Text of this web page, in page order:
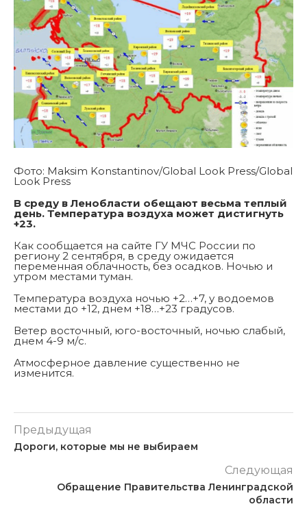
Фото: Maksim Konstantinov/Global Look Press/Global
Look Press
В среду в Ленобласти обещают весьма теплый
день. Температура воздуха может дистигнуть
+23.
Как сообщается на сайте ГУ МЧС России по
региону 2 сентября, в среду ожидается
переменная облачность, без осадков. Ночью и
утром местами туман.
Температура воздуха ночью +2…+7, у водоемов
местами до +12, днем +18…+23 градусов.
Ветер восточный, юго-восточный, ночью слабый,
днем 4-9 м/с.
Атмосферное давление существенно не
изменится.
Предыдущая
Дороги, которые мы не выбираем
Следующая
Обращение Правительства Ленинградской
области